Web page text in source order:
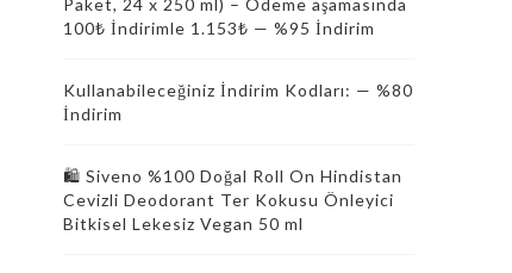
Paket, 24 x 250 ml) – Ödeme aşamasında
100₺ İndirimle 1.153₺ — %95 İndirim
Kullanabileceğiniz İndirim Kodları: — %80
İndirim
🛍️ Siveno %100 Doğal Roll On Hindistan
Cevizli Deodorant Ter Kokusu Önleyici
Bitkisel Lekesiz Vegan 50 ml